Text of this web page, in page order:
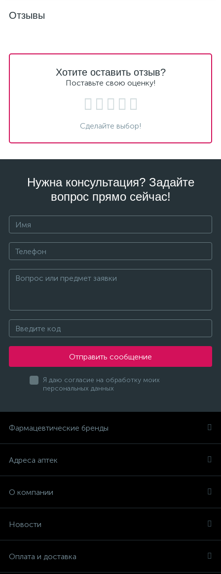
Отзывы
Хотите оставить отзыв?
Поставьте свою оценку!
Сделайте выбор!
Нужна консультация? Задайте
вопрос прямо сейчас!
Отправить сообщение
Я даю согласие на обработку моих
персональных данных
Фармацевтические бренды
Адреса аптек
О компании
Новости
Оплата и доставка